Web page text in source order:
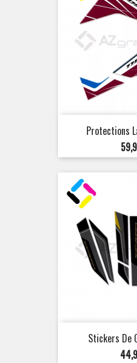
Protections
Prix
Stickers De
Prix